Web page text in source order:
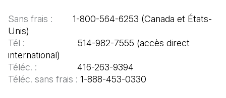
Sans frais :
      1-800-564-6253 (Canada et États-
Tél :
                   514-982-7555 (accès direct
Téléc. :
Téléc. sans frais : 1-888-453-0330